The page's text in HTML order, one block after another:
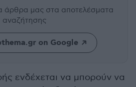
άρθρα μας στα αποτελέσματα
αναζήτησης
on Google
ενδέχεται να μπορούν να